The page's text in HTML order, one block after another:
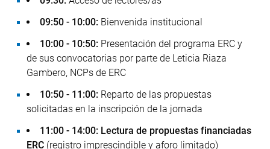
09:50 - 10:00: Bienvenida institucional
10:00 - 10:50: Presentación del programa ERC y
de sus convocatorias por parte de Leticia Riaza
Gambero, NCPs de ERC
10:50 - 11:00: Reparto de las propuestas
solicitadas en la inscripción de la jornada
11:00 - 14:00: Lectura de propuestas financiadas
ERC (registro imprescindible y aforo limitado)